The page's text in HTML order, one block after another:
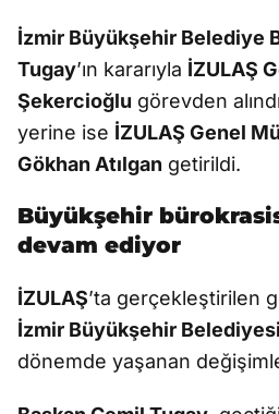
İzmir Büyükşehir Belediye
Tugay’ın kararıyla İZULAŞ
Şekercioğlu görevden
yerine ise İZULAŞ Genel
Gökhan Atılgan getirildi.
Büyükşehir
devam ediyor
İZULAŞ’ta gerçekleştirilen
İzmir Büyükşehir Belediyesi
dönemde yaşanan